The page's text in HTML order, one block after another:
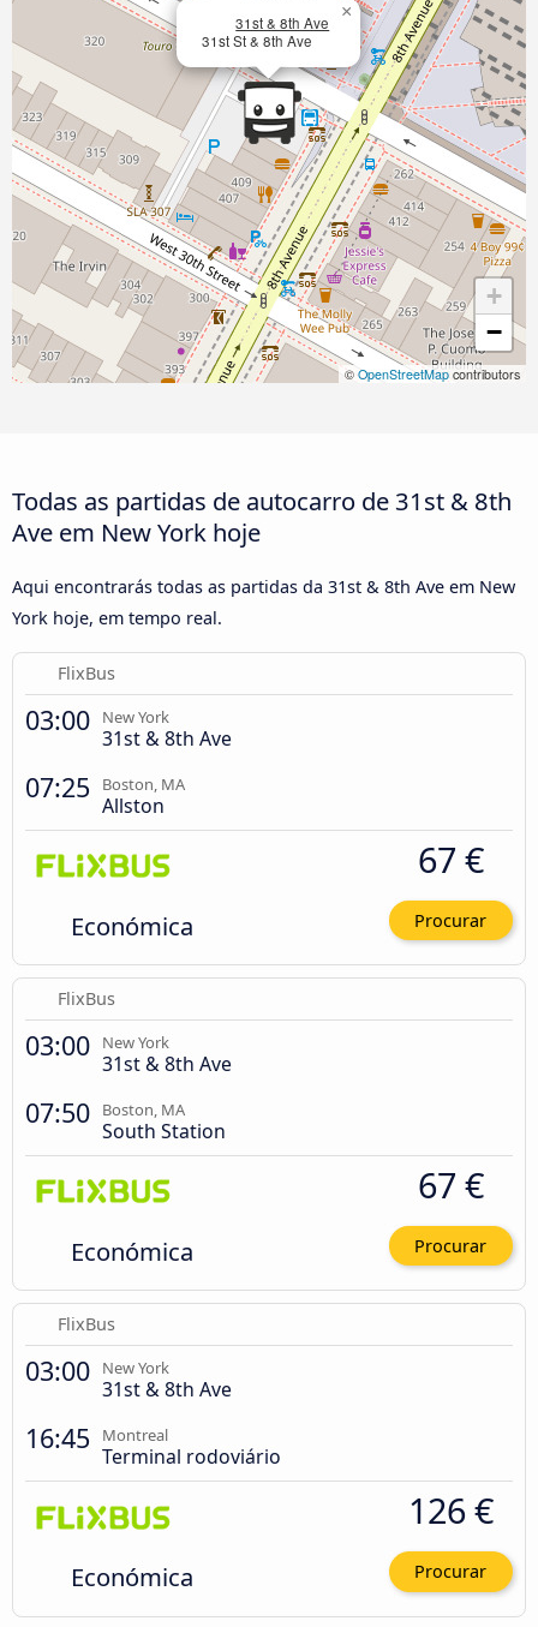
31st & 8th Ave
31st St & 8th Ave
×
+
−
© OpenStreetMapcontributors
Todas as partidas de autocarro de 31st & 8th
Ave em New York hoje
Aqui encontrarás todas as partidas da 31st & 8th Ave em New
York hoje, em tempo real.
FlixBus
03:00 New York
31st & 8th Ave
07:25 Boston, MA
Allston
Económica
67 €
Procurar
FlixBus
03:00 New York
31st & 8th Ave
07:50 Boston, MA
South Station
Económica
67 €
Procurar
FlixBus
03:00 New York
31st & 8th Ave
16:45 Montreal
Terminal rodoviário
Económica
126 €
Procurar